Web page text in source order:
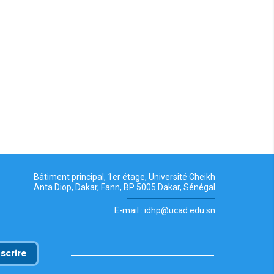
Bâtiment principal, 1er étage, Université Cheikh
Anta Diop, Dakar, Fann, BP 5005 Dakar, Sénégal
E-mail : idhp@ucad.edu.sn